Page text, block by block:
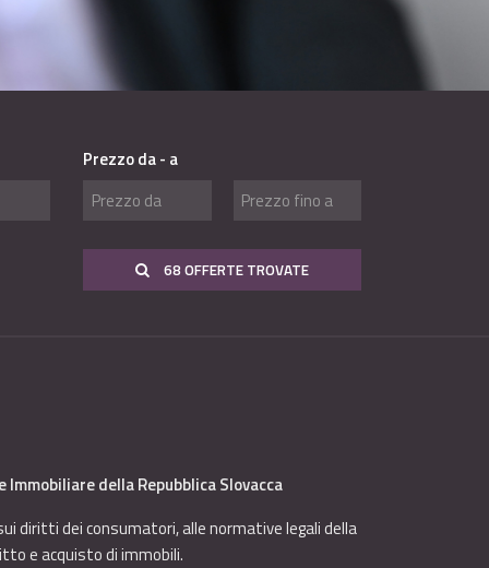
Prezzo da - a
68 OFFERTE TROVATE
della Repubblica Slovacca
diritti dei consumatori, alle normative legali della
e acquisto di immobili.